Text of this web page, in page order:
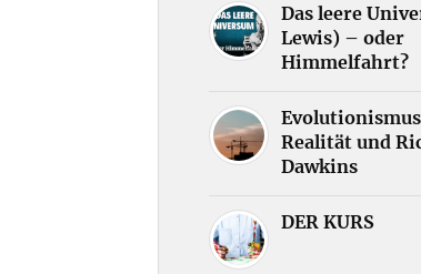
Das leere
Lewis) – oder
Himmelfahrt?
Realität und
Dawkins
DER KURS